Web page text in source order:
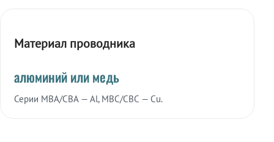
Материал проводника
алюминий или медь
Серии МВА/СВА — Al, МВС/СВС — Cu.